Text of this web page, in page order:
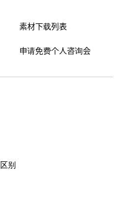
申请免费个人咨询会
素材下载列表
别